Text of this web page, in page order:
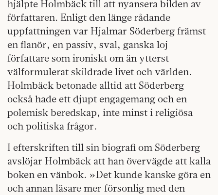
hjälpte Holmbäck till att nyansera bilden av
författaren. Enligt den länge rådande
uppfattningen var Hjalmar Söderberg främst
en flanör, en passiv, sval, ganska loj
författare som ironiskt om än ytterst
välformulerat skildrade livet och världen.
Holmbäck betonade alltid att Söderberg
också hade ett djupt engagemang och en
polemisk beredskap, inte minst i religiösa
och politiska frågor.
I efterskriften till sin biografi om Söderberg
avslöjar Holmbäck att han övervägde att kalla
boken en vänbok. »Det kunde kanske göra en
och annan läsare mer försonlig med den